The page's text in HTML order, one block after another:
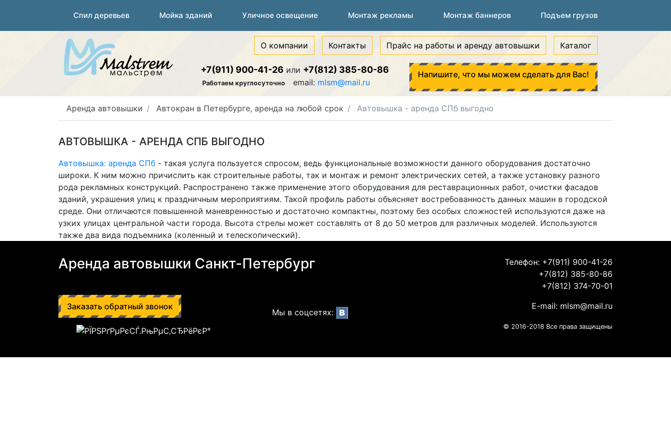
Спил деревьев Мойка зданий Уличное освещение Монтаж рекламы Монтаж баннеров Подъем грузов
О компании Контакты Прайс на работы и аренду автовышки Каталог
+7(911) 900-41-26 или +7(812) 385-80-86
Работаем круглосуточно email: mlsm@mail.ru
Напишите, что мы можем сделать для Вас!
Аренда автовышки Автокран в Петербурге, аренда на любой срок Автовышка - аренда СПб выгодно
АВТОВЫШКА - АРЕНДА СПБ ВЫГОДНО
Автовышка: аренда СПб - такая услуга пользуется спросом, ведь функциональные возможности данного оборудования достаточно
широки. К ним можно причислить как строительные работы, так и монтаж и ремонт электрических сетей, а также установку разного
рода рекламных конструкций. Распространено также применение этого оборудования для реставрационных работ, очистки фасадов
зданий, украшения улиц к праздничным мероприятиям. Такой профиль работы объясняет востребованность данных машин в городской
среде. Они отличаются повышенной маневренностью и достаточно компактны, поэтому без особых сложностей используются даже на
узких улицах центральной части города. Высота стрелы может составлять от 8 до 50 метров для различных моделей. Используются
также два вида подъемника (коленный и телескопический).
Аренда автовышки Санкт-Петербург
Заказать обратный звонок
Мы в соцсетях:
Телефон: +7(911) 900-41-26
+7(812) 385-80-86
+7(812) 374-70-01
E-mail: mlsm@mail.ru
© 2016-2018 Все права защищены